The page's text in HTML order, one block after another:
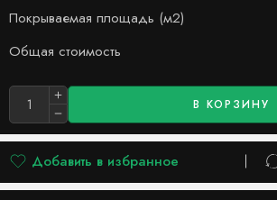
Покрываемая площадь (м2)
Общая стоимость
В КОРЗИНУ
Добавить в избранное
Добавлено в список желаний